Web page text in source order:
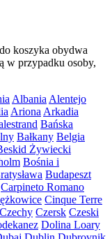
koszyka obydwa
w przypadku osoby,
Albania Alentejo
Ariona Arkadia
Bańska
Bałkany Belgia
Żywiecki
Bośnia i
Budapeszt
Carpineto Romano
Cinque Terre
Czechy Czersk Czeski
Dolina Loary